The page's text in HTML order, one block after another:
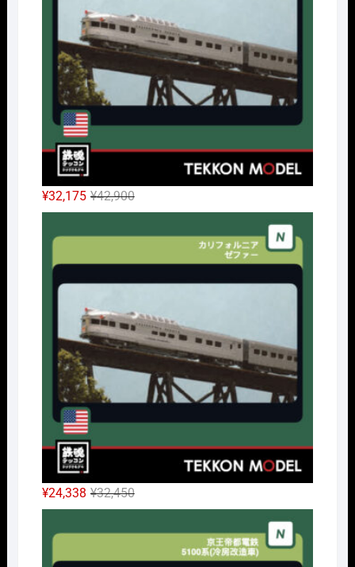
¥42,900元
の
価
で
し
た。
¥32,175
現
在
の
¥32,175
で
す。
¥32,450元
の
価
¥24,338
現
在
の